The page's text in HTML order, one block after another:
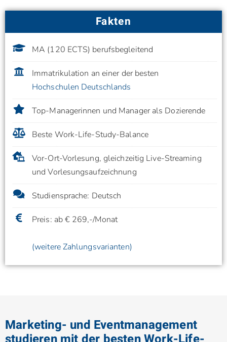
Fakten
MA (120 ECTS) berufsbegleitend
Immatrikulation an einer der besten
Hochschulen Deutschlands
Top-Managerinnen und Manager als Dozierende
Beste Work-Life-Study-Balance
Vor-Ort-Vorlesung, gleichzeitig Live-Streaming
und Vorlesungsaufzeichnung
Studiensprache: Deutsch
Preis: ab € 269,-/Monat
(weitere Zahlungsvarianten)
Marketing- und Eventmanagement